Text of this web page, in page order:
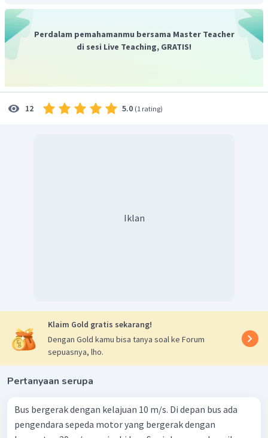
Perdalam pemahamanmu bersama Master Teacher
di sesi Live Teaching, GRATIS!
12 5.0 (1 rating)
Iklan
Klaim Gold gratis sekarang!
Dengan Gold kamu bisa tanya soal ke Forum
sepuasnya, lho.
Pertanyaan serupa
Bus bergerak dengan kelajuan 10 m/s. Di depan bus ada
pengendara sepeda motor yang bergerak dengan